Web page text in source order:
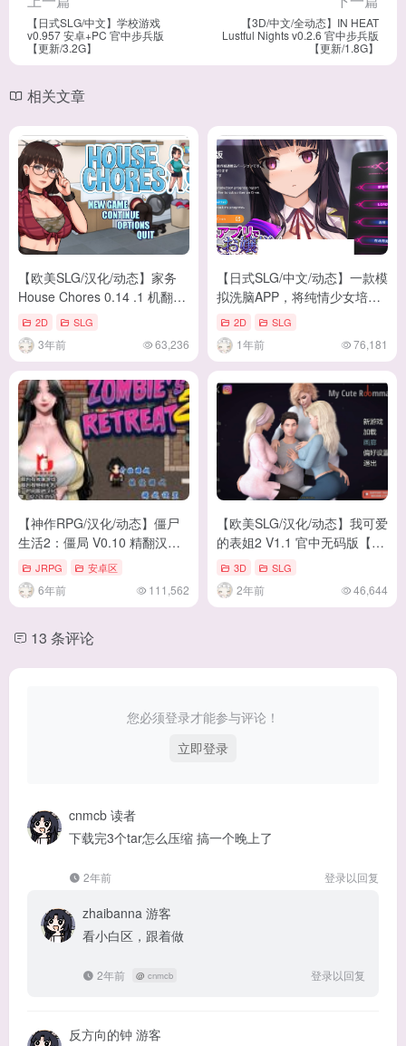
【日式SLG/中文】学校游戏
v0.957 安卓+PC 官中步兵版
【更新/3.2G】
【3D/中文/全动态】IN HEAT
Lustful Nights v0.2.6 官中步兵版
【更新/1.8G】
相关文章
【欧美SLG/汉化/动态】家务
House Chores 0.14 .1 机翻汉
化版【更新/1.8G】
2D SLG
3年前 63,236
【日式SLG/中文/动态】一款模
拟洗脑APP，将纯情少女培养
成变态 v0.2 官中版【更
新/3.2G】
2D SLG
1年前 76,181
【神作RPG/汉化/动态】僵尸
生活2：僵局 V0.10 精翻汉化
版 付前作【更新/3.1G】
JRPG 安卓区
6年前 111,562
【欧美SLG/汉化/动态】我可爱
的表姐2 V1.1 官中无码版【更
新/3.1G】
3D SLG
2年前 46,644
13 条评论
您必须登录才能参与评论！
立即登录
cnmcb 读者
下载完3个tar怎么压缩 搞一个晚上了
2年前 登录以回复
zhaibanna 游客
看小白区，跟着做
2年前 @ cnmcb 登录以回复
反方向的钟 游客